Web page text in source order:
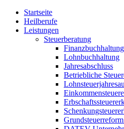
Startseite
Heilberufe
Leistungen
Steuerberatung
Finanzbuchhaltung
Lohnbuchhaltung
Jahresabschluss
Betriebliche